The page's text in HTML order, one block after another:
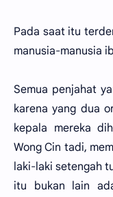
Pada saat itu
manusia-manusia
Semua penjahat
karena yang dua
kepala mereka
Wong Cin tadi,
laki-laki setengah
itu bukan lain